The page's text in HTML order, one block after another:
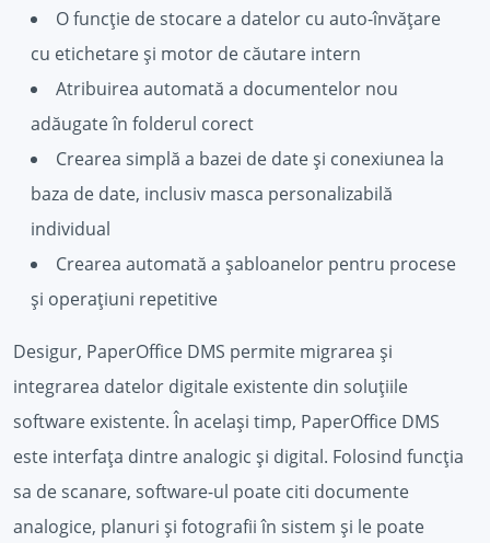
O funcție de stocare a datelor cu auto-învățare
cu etichetare și motor de căutare intern
Atribuirea automată a documentelor nou
adăugate în folderul corect
Crearea simplă a bazei de date și conexiunea la
baza de date, inclusiv masca personalizabilă
individual
Crearea automată a șabloanelor pentru procese
și operațiuni repetitive
Desigur, PaperOffice DMS permite migrarea și
integrarea datelor digitale existente din soluțiile
software existente. În același timp, PaperOffice DMS
este interfața dintre analogic și digital. Folosind funcția
sa de scanare, software-ul poate citi documente
analogice, planuri și fotografii în sistem și le poate